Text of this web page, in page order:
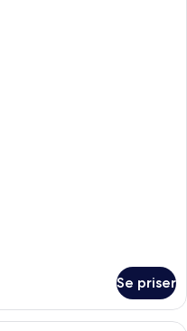
Se priser